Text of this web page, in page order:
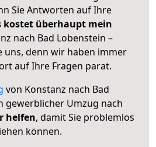
Sie Antworten auf Ihre
kostet überhaupt mein
nach Bad Lobenstein –
uns, denn wir haben immer
auf Ihre Fragen parat.
von Konstanz nach Bad
gewerblicher Umzug nach
helfen, damit Sie problemlos
können.